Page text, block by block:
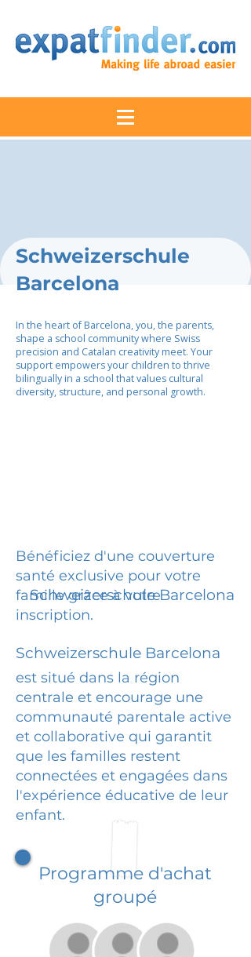
Schweizerschule
Barcelona
In the heart of Barcelona, you, the parents,
shape a school community where Swiss
precision and Catalan creativity meet. Your
support empowers your children to thrive
bilingually in a school that values cultural
diversity, structure, and personal growth.
Bénéficiez d'une couverture
santé exclusive pour votre
famille grâce à votre
inscription.
Schweizerschule Barcelona
Schweizerschule Barcelona
est situé dans la région
centrale et encourage une
communauté parentale active
et collaborative qui garantit
que les familles restent
connectées et engagées dans
l'expérience éducative de leur
enfant.
Programme d'achat
groupé